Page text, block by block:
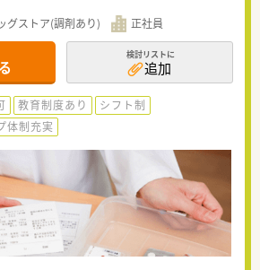
グストア(調剤あり) 正社員
検討リストに
追加
教育制度あり
シフト制
体制充実